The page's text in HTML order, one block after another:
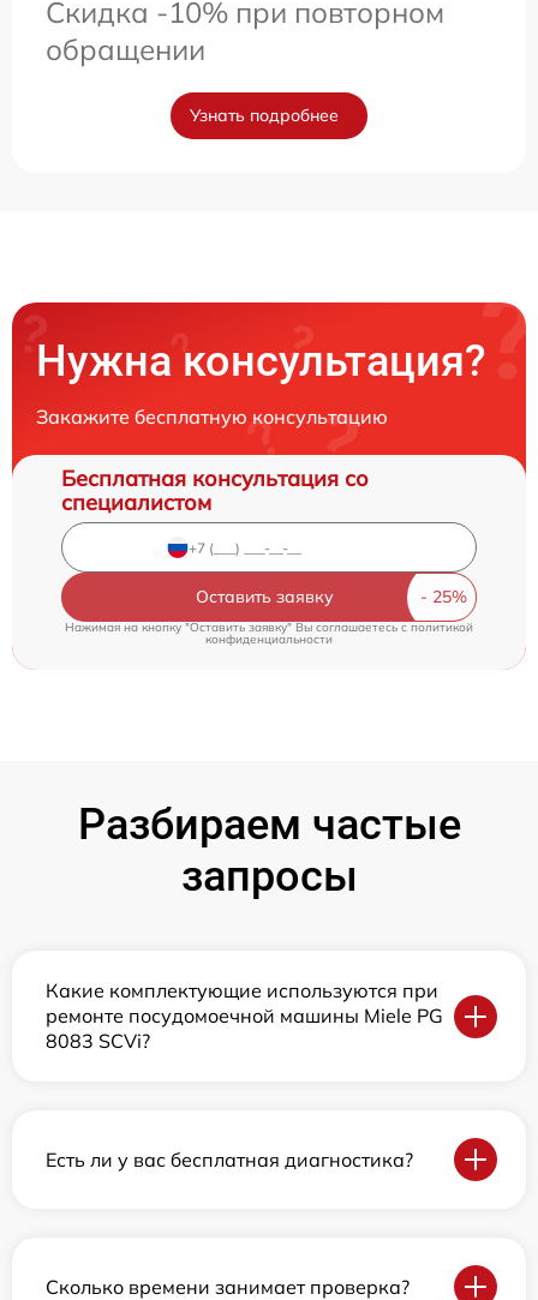
Скидка -10% при повторном
обращении
Узнать подробнее
Нужна консультация?
Закажите бесплатную консультацию
Бесплатная консультация со
специалистом
Оставить заявку
Нажимая на кнопку "Оставить заявку" Вы соглашаетесь cполитикой
конфиденциальности
Разбираем частые
запросы
Какие комплектующие используются при
ремонте посудомоечной машины Miele PG
8083 SCVi?
Есть ли у вас бесплатная диагностика?
Сколько времени занимает проверка?